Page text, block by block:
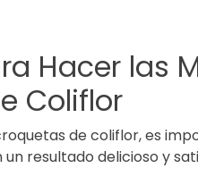
Hacer las
Coliflor
de coliflor, es
resultado delicioso y